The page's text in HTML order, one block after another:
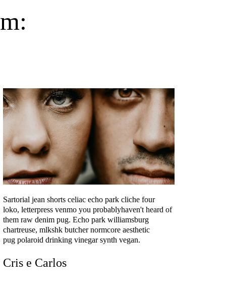
Sartorial jean shorts celiac echo park cliche four
loko, letterpress venmo you probablyhaven't heard of
them raw denim pug. Echo park williamsburg
chartreuse, mlkshk butcher normcore aesthetic
pug polaroid drinking vinegar synth vegan.
Cris e Carlos